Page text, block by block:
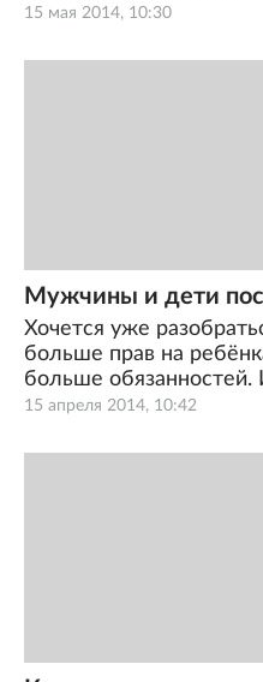
15 мая 2014, 10:30
15 апреля 2014, 10:42
Мужчины и дети
Хочется уже
больше прав на
больше